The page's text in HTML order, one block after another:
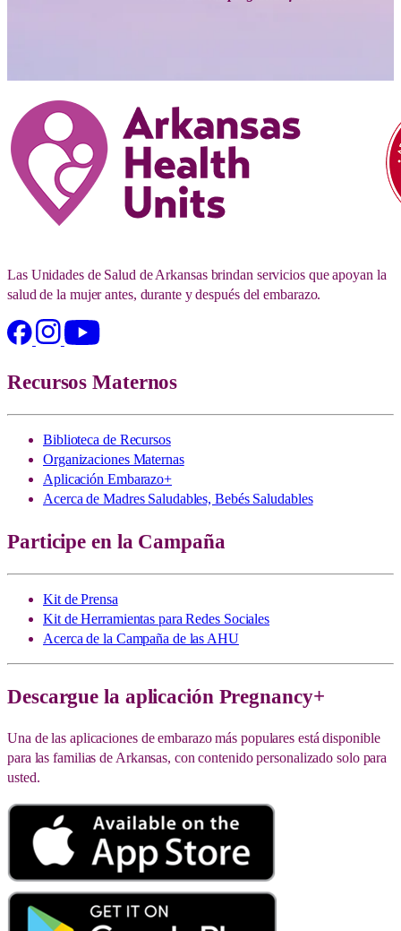
Las Unidades de Salud de Arkansas brindan servicios que apoyan la
salud de la mujer antes, durante y después del embarazo.
Recursos Maternos
Biblioteca de Recursos
Organizaciones Maternas
Aplicación Embarazo+
Acerca de Madres Saludables, Bebés Saludables
Participe en la Campaña
Kit de Prensa
Kit de Herramientas para Redes Sociales
Acerca de la Campaña de las AHU
Descargue la aplicación Pregnancy+
Una de las aplicaciones de embarazo más populares está disponible
para las familias de Arkansas, con contenido personalizado solo para
usted.